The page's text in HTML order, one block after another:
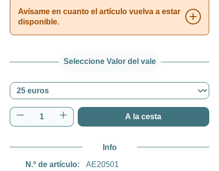
Avísame en cuanto el artículo vuelva a estar
disponible.
Seleccione Valor del vale
Cantidad del producto: introduce la
A la cesta
Info
N.º de artículo:
AE20501